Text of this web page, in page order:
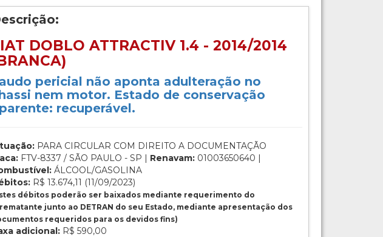
DOBLO ATTRACTIV 1.4 - 2014/2014
pericial não aponta adulteração no
nem motor. Estado de conservação
recuperável.
PARA CIRCULAR COM DIREITO A DOCUMENTAÇÃO
FTV-8337 / SÃO PAULO - SP | Renavam: 01003650640 |
ÁLCOOL/GASOLINA
R$ 13.674,11 (11/09/2023)
débitos poderão ser baixados mediante requerimento do
junto ao DETRAN do seu Estado, mediante apresentação dos
requeridos para os devidos fins)
adicional: R$ 590,00